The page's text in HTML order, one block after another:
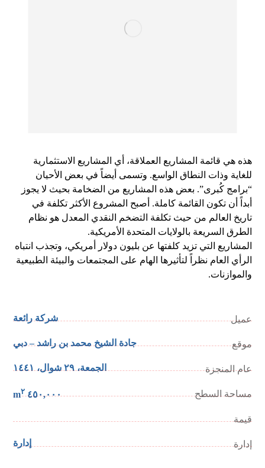
هذه هي قائمة المشاريع العملاقة، أي المشاريع الاستثمارية
للغاية وذات النطاق الواسع. وتسمى أيضاً في بعض الأحيان
“برامج كُبرى”. بعض هذه المشاريع من الضخامة بحيث لا يجوز
أبداً أن تكون القائمة كاملة. أصبح المشروع الأكثر تكلفة في
تاريخ العالم من حيث تكلفة التضخم النقدي المعدل هو نظام
الطرق السريعة بالولايات المتحدة الأمريكية.
المشاريع التي تزيد كلفتها عن بليون دولار أمريكي، وتجذب انتباه
الرأي العام نظراً لتأثيرها الهام على المجتمعات والبيئة الطبيعية
والموازنات.
عميل شركة رائعة
موقع جادة الشيخ محمد بن راشد – دبي
عام المنجزة الجمعة، ٢٩ شوال، ١٤٤١
مساحة السطح ٤٥٠,٠٠٠ m ٢
قيمة
إدارة إدارة